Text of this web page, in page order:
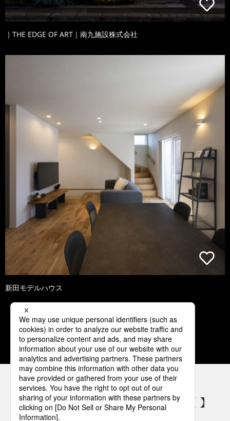
｜THE EDGE OF ART｜南九施設株式会社
新田モデルハウス
1 2 3 4 5
パナソニックの電気設備 SNSアカウント